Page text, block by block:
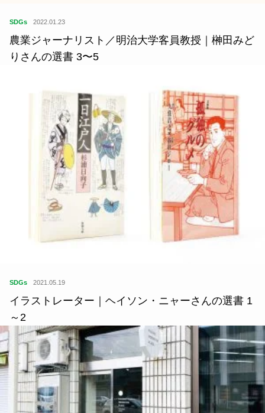
SDGs 2022.01.23
農業ジャーナリスト／明治大学客員教授｜榊田みど
りさんの選書 3〜5
SDGs 2021.05.19
イラストレーター｜ヘイソン・ニャーさんの選書 1
～2